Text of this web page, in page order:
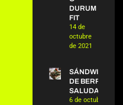
DURUM
FIT
14 de
octubre
de 2021
SÁNDWICH
DE BERROS
SALUDABLE
6 de octubre